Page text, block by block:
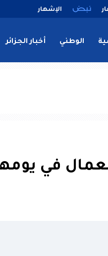
الإشهار
الوطني أخبار الجزائر
في